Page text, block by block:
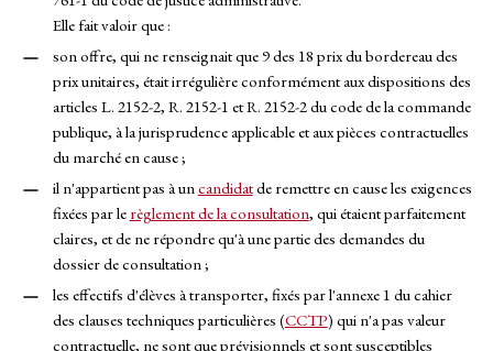
Elle fait valoir que :
son offre, qui ne renseignait que 9 des 18 prix du bordereau des
prix unitaires, était irrégulière conformément aux dispositions des
articles L. 2152-2, R. 2152-1 et R. 2152-2 du code de la commande
publique, à la jurisprudence applicable et aux pièces contractuelles
du marché en cause ;
il n'appartient pas à uncandidatde remettre en cause les exigences
fixées par le règlement de la consultation, qui étaient parfaitement
claires, et de ne répondre qu'à une partie des demandes du
dossier de consultation ;
les effectifs d'élèves à transporter, fixés par l'annexe 1 du cahier
des clauses techniques particulières (CCTP) qui n'a pas valeur
contractuelle, ne sont que prévisionnels et sont susceptibles